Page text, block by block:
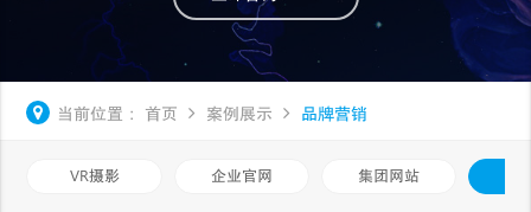
当前位置： 首页 案例展示 品牌营销
VR摄影 企业官网 集团网站